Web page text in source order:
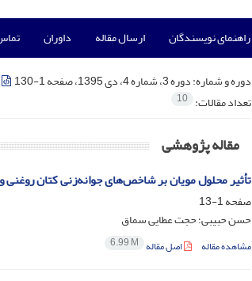
راهنمای نویسندگان ارسال مقاله داوران
دوره و شماره:دوره 3، شماره 4، دی 1395، صفحه 1-130
تعداد مقالات: 10
مقاله پژوهشی
تأثیر محلول مویان بر شاخص‌های جوانه‌زنی کتان
صفحه1-13
حسن حبیبی؛ حجت عطایی سماق
مشاهده مقاله اصل مقاله 6.99 M